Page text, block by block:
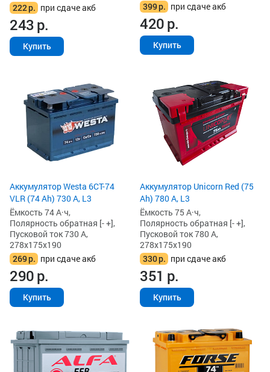
222р. при сдаче акб
243р.
Купить
399р. при сдаче акб
420р.
Купить
Аккумулятор Westa 6СТ-74
VLR (74 Ah) 730 А, L3
Ёмкость 74 А·ч,
Полярность обратная [- +],
Пусковой ток 730 А,
278x175x190
269р. при сдаче акб
290р.
Купить
Аккумулятор Unicorn Red (75
Ah) 780 А, L3
Ёмкость 75 А·ч,
Полярность обратная [- +],
Пусковой ток 780 А,
278x175x190
330р. при сдаче акб
351 р.
Купить